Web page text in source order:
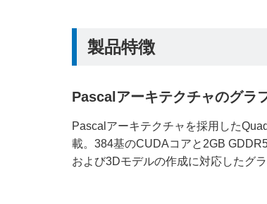
製品特徴
Pascalアーキテクチャのグラ
Pascalアーキテクチャを採用した
載。384基のCUDAコアと2GB
および3Dモデルの作成に対応したグ